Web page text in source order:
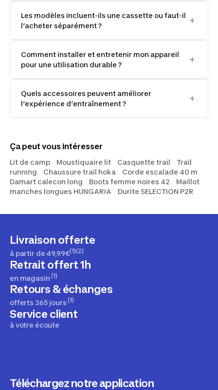
Les modèles incluent-ils une cassette ou faut-il
l’acheter séparément ?
Comment installer et entretenir mon appareil
pour une utilisation durable ?
Quels accessoires peuvent améliorer
l’expérience d’entraînement ?
Ça peut vous intéresser
Lit de camp Moustiquaire lit Casquette trail
Trail
running
Chaussure trail hoka
Corde escalade 40 m
Damart calecon long
Boots femme noires 42
Maillot
manches longues HUNGARIA
Durite SELECTION P2R
Livraison offerte
à partir de 49,99€(1)(2)
Retrait offert 1h
en magasin(1)
Retours & échanges
offerts 365 jours(1)
Service client
à votre écoute
Téléchargez notre application